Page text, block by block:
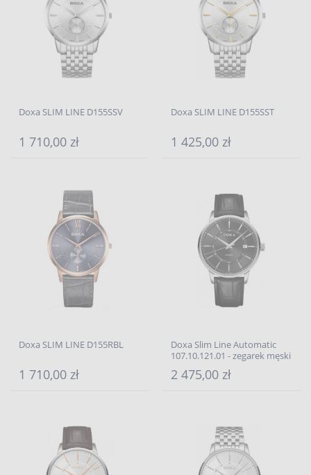
Doxa SLIM LINE D155SSV
1 710,00 zł
Doxa SLIM LINE D155SST
1 425,00 zł
Doxa SLIM LINE D155RBL
1 710,00 zł
Doxa Slim Line Automatic
107.10.121.01 - zegarek męski
2 475,00 zł